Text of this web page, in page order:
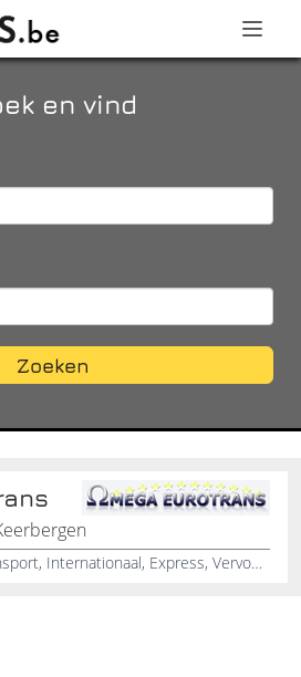
en vind
Zoeken
Koeriersdienst, Sneltransport, Internationaal, Express, Vervoer, Expressdiensten, Expresstranssport, Sneltransport Vervoer, Goederentransport, Koeriersbedrijf